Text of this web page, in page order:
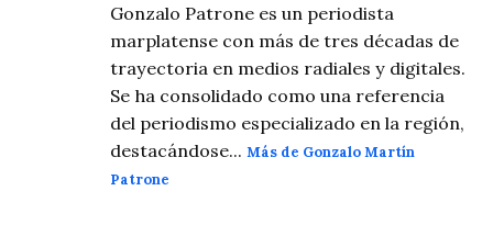
Gonzalo Patrone es un periodista
marplatense con más de tres décadas de
trayectoria en medios radiales y digitales.
Se ha consolidado como una referencia
del periodismo especializado en la región,
destacándose...Más de Gonzalo Martín
Patrone